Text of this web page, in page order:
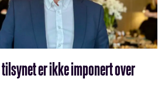
er ikke imponert over